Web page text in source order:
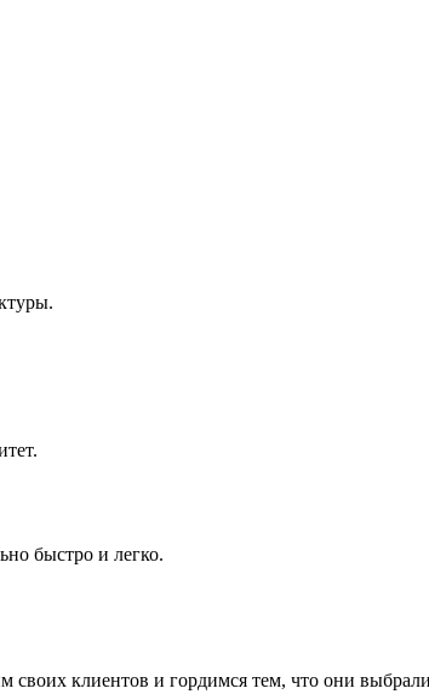
быстро и легко.
своих клиентов и гордимся тем, что они